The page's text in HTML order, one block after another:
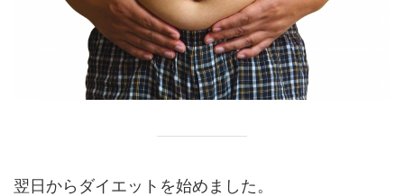
翌日からダイエットを始めました。